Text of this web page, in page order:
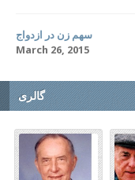
سهم زن در ازدواج
March 26, 2015
گالری